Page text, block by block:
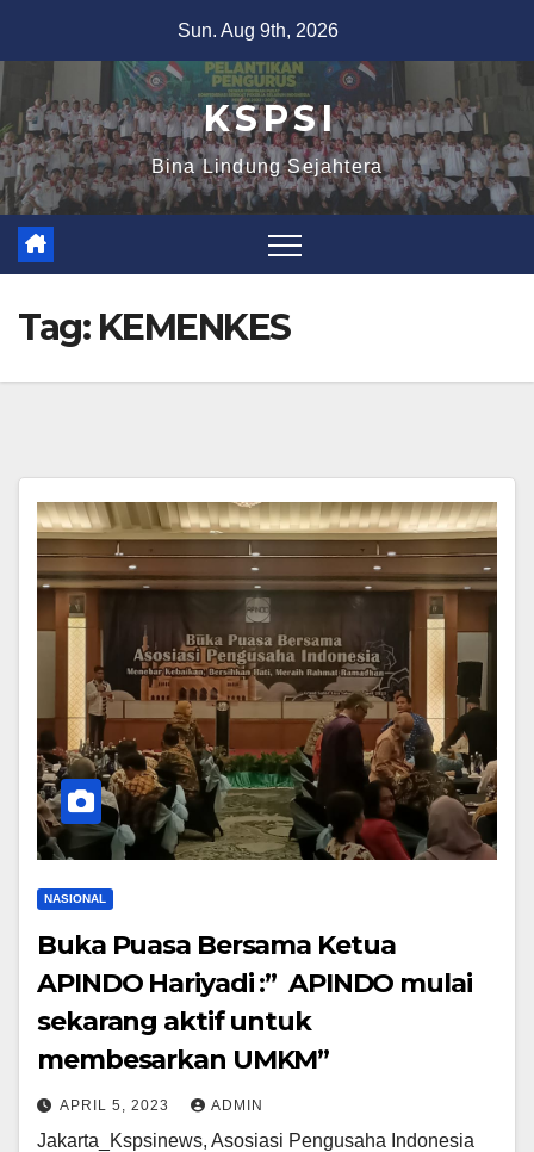
Sun. Aug 9th, 2026
K S P S I
Bina Lindung Sejahtera
Tag: KEMENKES
NASIONAL
Buka Puasa Bersama Ketua
APINDO Hariyadi :” APINDO mulai
sekarang aktif untuk
membesarkan UMKM”
APRIL 5, 2023 ADMIN
Jakarta_Kspsinews, Asosiasi Pengusaha Indonesia